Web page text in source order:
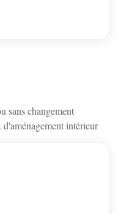
sans changement
intérieur